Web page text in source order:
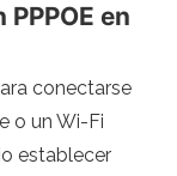
en
conectarse
o un Wi-Fi
establecer